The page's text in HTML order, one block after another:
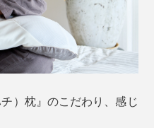
）枕』のこだわり、感じ